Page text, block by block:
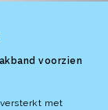
voorzien
met